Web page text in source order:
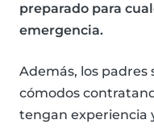
preparado para
emergencia.
Además, los padres
cómodos
tengan experiencia